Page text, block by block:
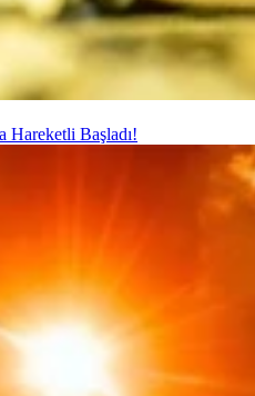
Hareketli Başladı!